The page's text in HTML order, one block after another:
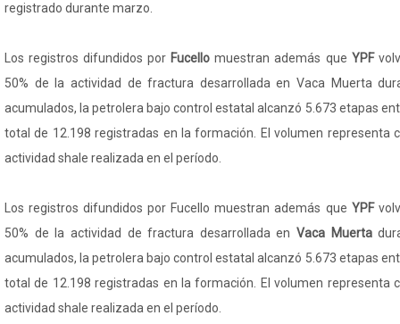
registrado durante marzo.
Los registros difundidos por Fucellomuestran además que YPF
50% de la actividad de fractura desarrollada en Vaca Muerta
acumulados, la petrolera bajo control estatal alcanzó 5.673 etapas
total de 12.198 registradas en la formación. El volumen representa
actividad shale realizada en el período.
Los registros difundidos por Fucello muestran además que YPF
50% de la actividad de fractura desarrollada enVaca Muerta
acumulados, la petrolera bajo control estatal alcanzó 5.673 etapas
total de 12.198 registradas en la formación. El volumen representa
actividad shale realizada en el período.